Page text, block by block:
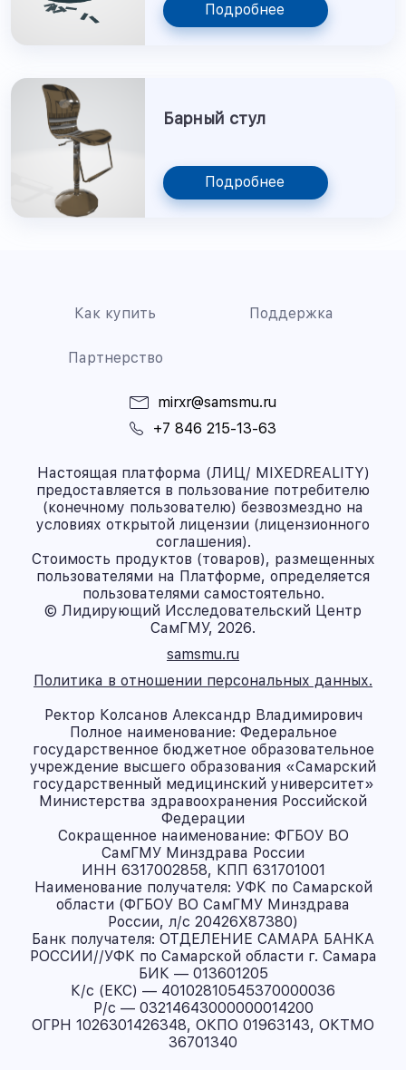
Подробнее
Барный стул
Подробнее
Как купить Поддержка
Партнерство
mirxr@samsmu.ru
+7 846 215-13-63
Настоящая платформа (ЛИЦ/ MIXEDREALITY)
предоставляется в пользование потребителю
(конечному пользователю) безвозмездно на
условиях открытой лицензии (лицензионного
соглашения).
Стоимость продуктов (товаров), размещенных
пользователями на Платформе, определяется
пользователями самостоятельно.
© Лидирующий Исследовательский Центр
СамГМУ, 2026.
samsmu.ru
Политика в отношении персональных данных.
Ректор Колсанов Александр Владимирович
Полное наименование: Федеральное
государственное бюджетное образовательное
учреждение высшего образования «Самарский
государственный медицинский университет»
Министерства здравоохранения Российской
Федерации
Сокращенное наименование: ФГБОУ ВО
СамГМУ Минздрава России
ИНН 6317002858, КПП 631701001
Наименование получателя: УФК по Самарской
области (ФГБОУ ВО СамГМУ Минздрава
России, л/с 20426X87380)
Банк получателя: ОТДЕЛЕНИЕ САМАРА БАНКА
РОССИИ//УФК по Самарской области г. Самара
БИК — 013601205
К/с (ЕКС) — 40102810545370000036
Р/с — 03214643000000014200
ОГРН 1026301426348, ОКПО 01963143, ОКТМО
36701340